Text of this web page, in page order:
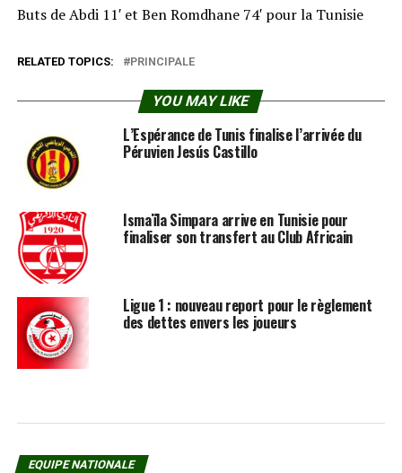
Buts de Abdi 11′ et Ben Romdhane 74′ pour la Tunisie
RELATED TOPICS: PRINCIPALE
YOU MAY LIKE
L’Espérance de Tunis finalise l’arrivée du
Péruvien Jesús Castillo
Ismaïla Simpara arrive en Tunisie pour
finaliser son transfert au Club Africain
Ligue 1 : nouveau report pour le règlement
des dettes envers les joueurs
EQUIPE NATIONALE